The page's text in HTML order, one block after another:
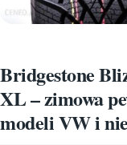
Bridgestone
XL – zimowa
modeli VW i